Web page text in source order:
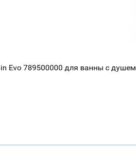
Evo 789500000 для ванны с душем